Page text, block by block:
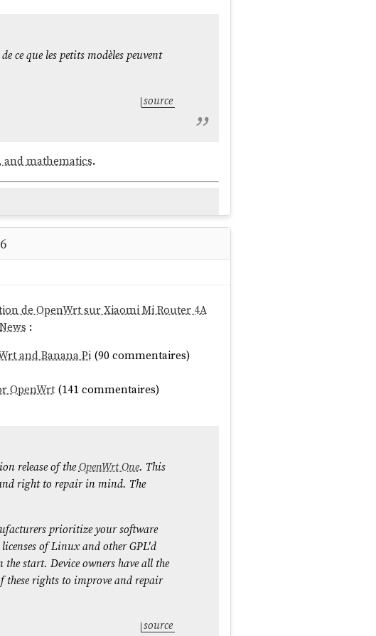
ce que les petits modèles peuvent
source
and mathematics.
tout cas) est de présenter une
Metaen février 2022 : «
source
de OpenWrt sur Xiaomi Mi Router 4A
:
and Banana Pi(90 commentaires)
OpenWrt(141 commentaires)
release of theOpenWrt One. This
right to repair in mind. The
prioritize your software
of Linux and other GPL'd
start. Device owners have all the
these rights to improve and repair
source